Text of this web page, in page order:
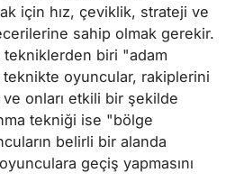
için hız, çeviklik, strateji ve
sahip olmak gerekir.
tekniklerden biri "adam
teknikte oyuncular, rakiplerini
onları etkili bir şekilde
tekniği ise "bölge
belirli bir alanda
geçiş yapmasını